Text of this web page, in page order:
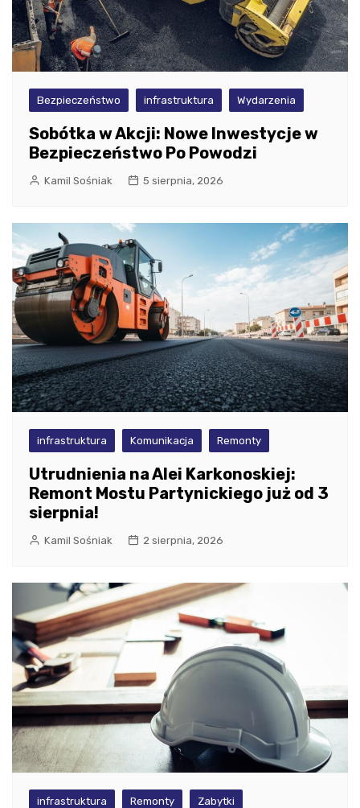
Bezpieczeństwo infrastruktura Wydarzenia
Sobótka w Akcji: Nowe Inwestycje w
Bezpieczeństwo Po Powodzi
Kamil Sośniak 5 sierpnia, 2026
infrastruktura Komunikacja Remonty
Utrudnienia na Alei Karkonoskiej:
Remont Mostu Partynickiego już od 3
sierpnia!
Kamil Sośniak 2 sierpnia, 2026
infrastruktura Remonty Zabytki